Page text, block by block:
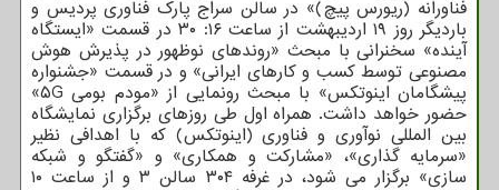
فناورانه (ریورس پیچ)» در سالن سراج پارک فناوری پردیس و
باردیگر روز ۱۹ اردیبهشت از ساعت ۱۶: ۳۰ در قسمت «ایستگاه
آینده» سخنرانی با مبحث «روندهای نوظهور در پذیرش هوش
مصنوعی توسط کسب و کارهای ایرانی» و در قسمت «جشنواره
پیشگامان اینوتکس» با مبحث رونمایی از «مودم بومی ۵G»
حضور خواهد داشت. همراه اول طی روزهای برگزاری نمایشگاه
بین المللی نوآوری و فناوری (اینوتکس) که با اهدافی نظیر
«سرمایه گذاری»، «مشارکت و همکاری» و «گفتگو و شبکه
سازی» برگزار می شود، در غرفه ۳۰۴ سالن ۳ و از ساعت ۱۰